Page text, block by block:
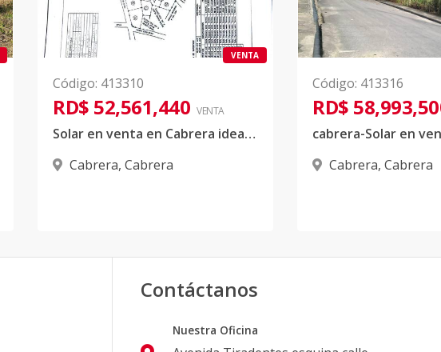
VENTA
Código: 413310
RD$ 52,561,440 VENTA
Solar en venta en Cabrera ideal para proyecto de apartamentos, casas u hotel cas
Cabrera, Cabrera
Código: 413316
RD$
cabrera-Solar en
Cabrera, Cabrera
Contáctanos
Nuestra Oficina